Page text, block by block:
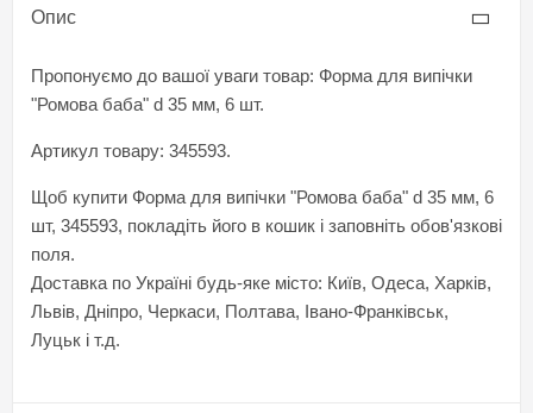
Опис
Пропонуємо до вашої уваги товар: Форма для випічки
"Ромова баба" d 35 мм, 6 шт.
Артикул товару: 345593.
Щоб купити Форма для випічки "Ромова баба" d 35 мм, 6
шт, 345593, покладіть його в кошик і заповніть обов'язкові
поля.
Доставка по Україні будь-яке місто: Київ, Одеса, Харків,
Львів, Дніпро, Черкаси, Полтава, Івано-Франківськ,
Луцьк і т.д.